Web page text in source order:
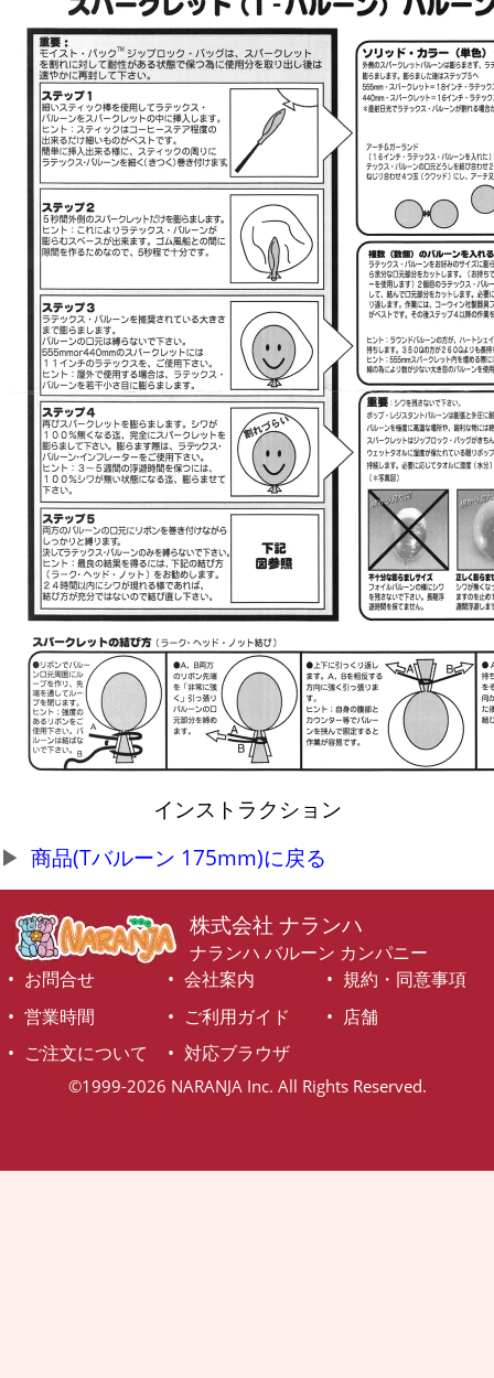
インストラクション
商品(Tバルーン 175mm)に戻る
株式会社 ナランハ
ナランハ バルーン カンパニー
お問合せ
会社案内
規約・同意事項
営業時間
ご利用ガイド
店舗
ご注文について
対応ブラウザ
©1999-2026 NARANJA Inc. All Rights Reserved.